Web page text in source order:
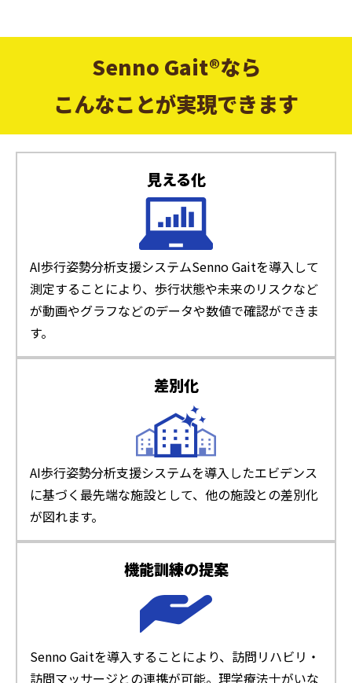
Senno Gait®なら
こんなことが実現できます
見える化
AI歩行姿勢分析支援システムSenno Gaitを導入して
測定することにより、歩行状態や未来のリスクなど
が動画やグラフなどのデータや数値で確認ができま
す。
差別化
AI歩行姿勢分析支援システムを導入したエビデンス
に基づく最先端な施設として、他の施設との差別化
が図れます。
機能訓練の提案
Senno Gaitを導入することにより、訪問リハビリ・
訪問マッサージとの連携が可能。理学療法士がいな